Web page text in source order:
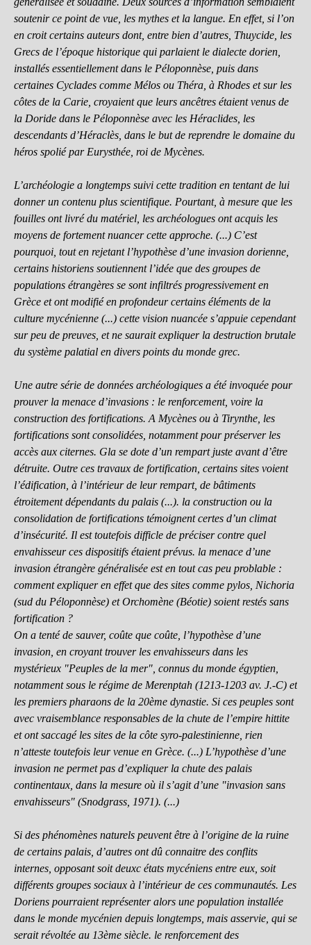
soutenir ce point de vue, les mythes et la langue. En effet, si l’on
en croit certains auteurs dont, entre bien d’autres, Thuycide, les
Grecs de l’époque historique qui parlaient le dialecte dorien,
installés essentiellement dans le Péloponnèse, puis dans
certaines Cyclades comme Mélos ou Théra, à Rhodes et sur les
côtes de la Carie, croyaient que leurs ancêtres étaient venus de
la Doride dans le Péloponnèse avec les Héraclides, les
descendants d’Héraclès, dans le but de reprendre le domaine du
héros spolié par Eurysthée, roi de Mycènes.
L’archéologie a longtemps suivi cette tradition en tentant de lui
donner un contenu plus scientifique. Pourtant, à mesure que les
fouilles ont livré du matériel, les archéologues ont acquis les
moyens de fortement nuancer cette approche. (...) C’est
pourquoi, tout en rejetant l’hypothèse d’une invasion dorienne,
certains historiens soutiennent l’idée que des groupes de
populations étrangères se sont infiltrés progressivement en
Grèce et ont modifié en profondeur certains éléments de la
culture mycénienne (...) cette vision nuancée s’appuie cependant
sur peu de preuves, et ne saurait expliquer la destruction brutale
du système palatial en divers points du monde grec.
Une autre série de données archéologiques a été invoquée pour
prouver la menace d’invasions : le renforcement, voire la
construction des fortifications. A Mycènes ou à Tirynthe, les
fortifications sont consolidées, notamment pour préserver les
accès aux citernes. Gla se dote d’un rempart juste avant d’être
détruite. Outre ces travaux de fortification, certains sites voient
l’édification, à l’intérieur de leur rempart, de bâtiments
étroitement dépendants du palais (...). la construction ou la
consolidation de fortifications témoignent certes d’un climat
d’insécurité. Il est toutefois difficle de préciser contre quel
envahisseur ces dispositifs étaient prévus. la menace d’une
invasion étrangère généralisée est en tout cas peu problable :
comment expliquer en effet que des sites comme pylos, Nichoria
(sud du Péloponnèse) et Orchomène (Béotie) soient restés sans
fortification ?
On a tenté de sauver, coûte que coûte, l’hypothèse d’une
invasion, en croyant trouver les envahisseurs dans les
mystérieux "Peuples de la mer", connus du monde égyptien,
notamment sous le régime de Merenptah (1213-1203 av. J.-C) et
les premiers pharaons de la 20ème dynastie. Si ces peuples sont
avec vraisemblance responsables de la chute de l’empire hittite
et ont saccagé les sites de la côte syro-palestinienne, rien
n’atteste toutefois leur venue en Grèce. (...) L’hypothèse d’une
invasion ne permet pas d’expliquer la chute des palais
continentaux, dans la mesure où il s’agit d’une "invasion sans
envahisseurs" (Snodgrass, 1971). (...)
Si des phénomènes naturels peuvent être à l’origine de la ruine
de certains palais, d’autres ont dû connaitre des conflits
internes, opposant soit deuxc états mycéniens entre eux, soit
différents groupes sociaux à l’intérieur de ces communautés. Les
Doriens pourraient représenter alors une population installée
dans le monde mycénien depuis longtemps, mais asservie, qui se
serait révoltée au 13ème siècle. le renforcement des